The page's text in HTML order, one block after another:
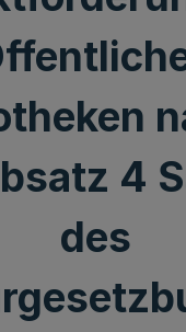
4
des